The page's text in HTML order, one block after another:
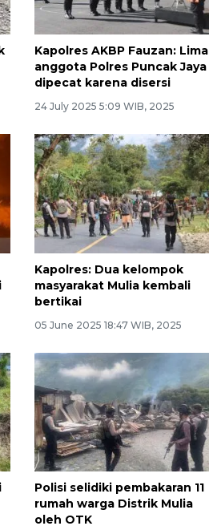
Kapolres AKBP Fauzan: Lima
anggota Polres Puncak Jaya
dipecat karena disersi
24 July 2025 5:09 WIB, 2025
Kapolres: Dua kelompok
masyarakat Mulia kembali
bertikai
05 June 2025 18:47 WIB, 2025
Polisi selidiki pembakaran 11
rumah warga Distrik Mulia
oleh OTK